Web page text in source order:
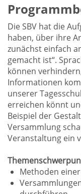
Die SBV hat die
haben, über ihre
zunächst einfach
gemacht ist“.
können
Informationen
unserer
erreichen könnt
Beispiel der
Versammlung
Veranstaltung ein
Methoden